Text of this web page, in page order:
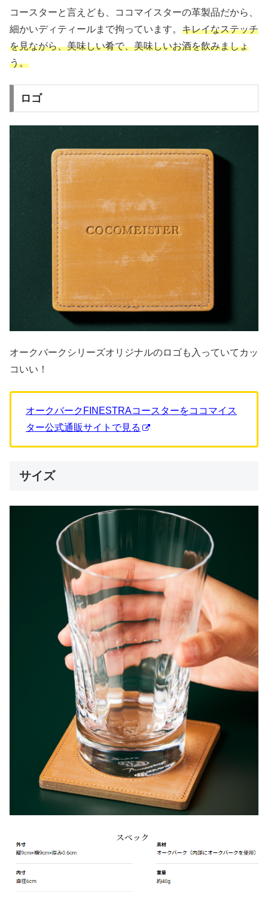
コースターと言えども、ココマイスターの革製品だから、
細かいディティールまで拘っています。 キレイなステッチ
を見ながら、美味しい肴で、美味しいお酒を飲みましょ
う。
ロゴ
オークバークシリーズオリジナルのロゴも入っていてカッ
コいい！
オークバークFINESTRAコースターをココマイス
ター公式通販サイトで見る
サイズ